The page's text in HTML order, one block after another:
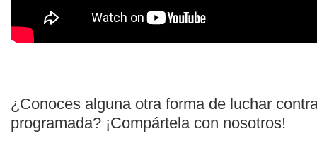
¿Conoces alguna otra forma de luchar
programada? ¡Compártela con nosotros!